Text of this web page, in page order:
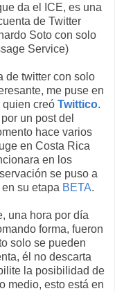
da el ICE, es una
de Twitter
Soto con solo
Service)
de twitter con solo
me puse en
quien creó Twittico.
un post del
hace varios
en Costa Rica
en los
se puso a
su etapa BETA.
una hora por día
forma, fueron
solo se pueden
él no descarta
la posibilidad de
medio, esto está en